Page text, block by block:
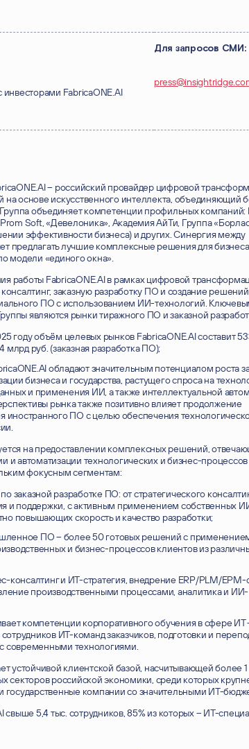
инвесторами FabricaONE.AI
Для запросов СМИ:
– российский провайдер цифровой
на основе искусственного интеллекта, объединяющий
объединяет компетенции профильных компаний:
Soft, «Девелоника», Академия АйТи, Группа
эффективности бизнеса) и других. Синергия между
предлагать лучшие комплексные решения для
модели «единого окна».
работы FabricaONE.AI в рамках цифровой
заказную разработку ПО и создание
ПО с использованием ИИ-технологий.
являются рынки тиражного ПО и заказной
году объём целевых рынков FabricaONE.AI составит
млрд руб. (заказная разработка ПО);
обладают значительным потенциалом роста
бизнеса и государства, растущего спроса на
и применения ИИ, а также интеллектуальной
рынка также позитивно влияет продолжение
иностранного ПО с целью обеспечения
на предоставлении комплексных решений,
и автоматизации технологических и бизнес-процессов
фокусным сегментам:
заказной разработке ПО: от стратегического
и поддержки, с активным применением собственных
повышающих скорость и качество разработки;
ПО – более 50 готовых решений с
и бизнес-процессов клиентов из
консалтинг и ИТ-стратегия, внедрение ERP/PLM/EPM-
производственными процессами, аналитика и ИИ-
компетенции корпоративного обучения в сфере ИТ
ИТ-команд заказчиков, подготовки и
современными технологиями.
устойчивой клиентской базой, насчитывающей более
секторов российской экономики, среди которых
государственные компании со значительными ИТ-
свыше 5,4 тыс. сотрудников, 85% из которых – ИТ-
поможем